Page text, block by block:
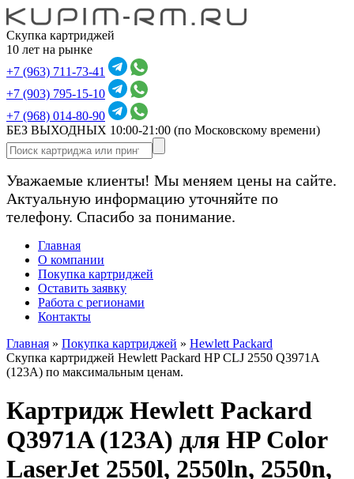
Скупка картриджей
10 лет на рынке
+7 (963) 711-73-41
+7 (903) 795-15-10
+7 (968) 014-80-90
БЕЗ ВЫХОДНЫХ 10:00-21:00 (по Московскому времени)
Уважаемые клиенты! Мы меняем цены на сайте.
Актуальную информацию уточняйте по
телефону. Спасибо за понимание.
Главная
О компании
Покупка картриджей
Оставить заявку
Работа с регионами
Контакты
Главная » Покупка картриджей » Hewlett Packard
Скупка картриджей Hewlett Packard HP CLJ 2550 Q3971A
(123A) по максимальным ценам.
Картридж Hewlett Packard
Q3971A (123A) для HP Color
LaserJet 2550l, 2550ln, 2550n,